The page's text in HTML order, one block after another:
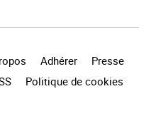
Adhérer
Presse
Politique de cookies